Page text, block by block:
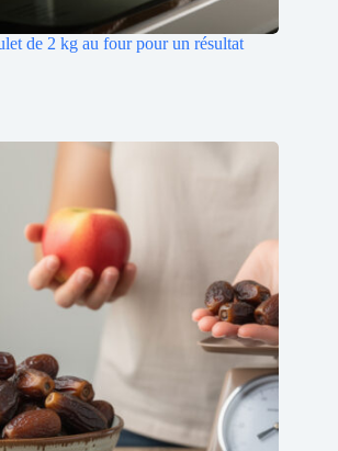
de 2 kg au four pour un résultat